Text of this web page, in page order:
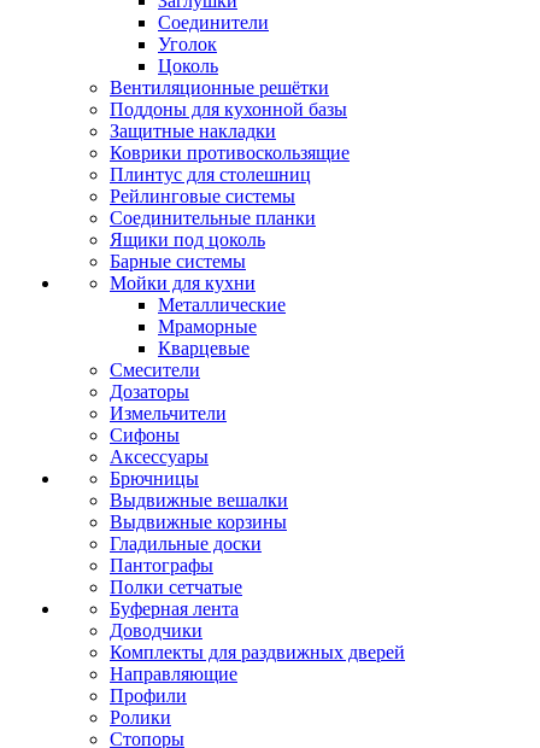
Соединители
Уголок
Цоколь
Вентиляционные решётки
Поддоны для кухонной базы
Защитные накладки
Коврики противоскользящие
Плинтус для столешниц
Рейлинговые системы
Соединительные планки
Ящики под цоколь
Барные системы
Мойки для кухни
Металлические
Мраморные
Кварцевые
Смесители
Дозаторы
Измельчители
Сифоны
Аксессуары
Брючницы
Выдвижные вешалки
Выдвижные корзины
Гладильные доски
Пантографы
Полки сетчатые
Буферная лента
Доводчики
Комплекты для раздвижных дверей
Направляющие
Профили
Ролики
Стопоры